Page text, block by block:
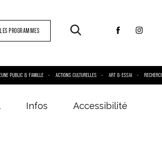
PROGRAMMES
PUBLIC & FAMILLE ACTIONS CULTURELLES ART & ESSAI
Infos Accessibilité